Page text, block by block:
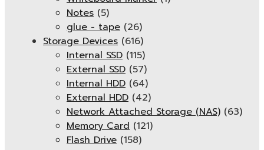
Notes (5)
glue - tape (26)
Storage Devices (616)
Internal SSD (115)
External SSD (57)
Internal HDD (64)
External HDD (42)
Network Attached Storage (NAS) (63)
Memory Card (121)
Flash Drive (158)